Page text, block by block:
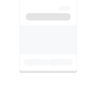
て本邦初公開
ンサワーの世